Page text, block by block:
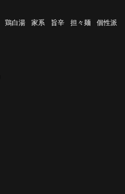
鶏白湯 家系 旨辛 担々麺
個性派